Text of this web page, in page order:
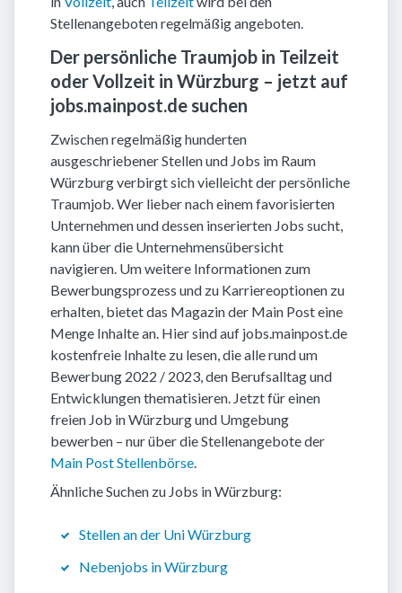
Stellenangeboten regelmäßig angeboten.
Der persönliche Traumjob in Teilzeit
oder Vollzeit in Würzburg – jetzt auf
jobs.mainpost.de suchen
Zwischen regelmäßig hunderten
ausgeschriebener Stellen und Jobs im Raum
Würzburg verbirgt sich vielleicht der persönliche
Traumjob. Wer lieber nach einem favorisierten
Unternehmen und dessen inserierten Jobs sucht,
kann über die Unternehmensübersicht
navigieren. Um weitere Informationen zum
Bewerbungsprozess und zu Karriereoptionen zu
erhalten, bietet das Magazin der Main Post eine
Menge Inhalte an. Hier sind auf jobs.mainpost.de
kostenfreie Inhalte zu lesen, die alle rund um
Bewerbung 2022 / 2023, den Berufsalltag und
Entwicklungen thematisieren. Jetzt für einen
freien Job in Würzburg und Umgebung
bewerben – nur über die Stellenangebote der
Main Post Stellenbörse.
Ähnliche Suchen zu Jobs in Würzburg:
Stellen an der Uni Würzburg
Nebenjobs in Würzburg